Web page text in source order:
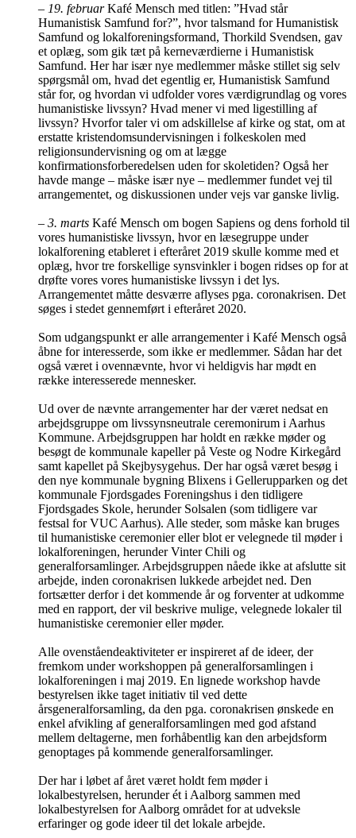
– 19. februarKafé Mensch med titlen: ”Hvad står
Humanistisk Samfund for?”, hvor talsmand for Humanistisk
Samfund og lokalforeningsformand, Thorkild Svendsen, gav
et oplæg, som gik tæt på kerneværdierne i Humanistisk
Samfund. Her har især nye medlemmer måske stillet sig selv
spørgsmål om, hvad det egentlig er, Humanistisk Samfund
står for, og hvordan vi udfolder vores værdigrundlag og vores
humanistiske livssyn? Hvad mener vi med ligestilling af
livssyn? Hvorfor taler vi om adskillelse af kirke og stat, om at
erstatte kristendomsundervisningen i folkeskolen med
religionsundervisning og om at lægge
konfirmationsforberedelsen uden for skoletiden? Også her
havde mange – måske især nye – medlemmer fundet vej til
arrangementet, og diskussionen under vejs var ganske livlig.
– 3. marts Kafé Mensch om bogen Sapiens og dens forhold til
vores humanistiske livssyn, hvor en læsegruppe under
lokalforening etableret i efteråret 2019 skulle komme med et
oplæg, hvor tre forskellige synsvinkler i bogen ridses op for at
drøfte vores vores humanistiske livssyn i det lys.
Arrangementet måtte desværre aflyses pga. coronakrisen. Det
søges i stedet gennemført i efteråret 2020.
Som udgangspunkt er alle arrangementer i Kafé Mensch også
åbne for interesserde, som ikke er medlemmer. Sådan har det
også været i ovennævnte, hvor vi heldigvis har mødt en
række interesserede mennesker.
Ud over de nævnte arrangementer har der været nedsat en
arbejdsgruppe om livssynsneutrale ceremonirum i Aarhus
Kommune. Arbejdsgruppen har holdt en række møder og
besøgt de kommunale kapeller på Veste og Nodre Kirkegård
samt kapellet på Skejbysygehus. Der har også været besøg i
den nye kommunale bygning Blixens i Gellerupparken og det
kommunale Fjordsgades Foreningshus i den tidligere
Fjordsgades Skole, herunder Solsalen (som tidligere var
festsal for VUC Aarhus). Alle steder, som måske kan bruges
til humanistiske ceremonier eller blot er velegnede til møder i
lokalforeningen, herunder Vinter Chili og
generalforsamlinger. Arbejdsgruppen nåede ikke at afslutte sit
arbejde, inden coronakrisen lukkede arbejdet ned. Den
fortsætter derfor i det kommende år og forventer at udkomme
med en rapport, der vil beskrive mulige, velegnede lokaler til
humanistiske ceremonier eller møder.
Alle ovenståendeaktiviteter er inspireret af de ideer, der
fremkom under workshoppen på generalforsamlingen i
lokalforeningen i maj 2019. En lignede workshop havde
bestyrelsen ikke taget initiativ til ved dette
årsgeneralforsamling, da den pga. coronakrisen ønskede en
enkel afvikling af generalforsamlingen med god afstand
mellem deltagerne, men forhåbentlig kan den arbejdsform
genoptages på kommende generalforsamlinger.
Der har i løbet af året været holdt fem møder i
lokalbestyrelsen, herunder ét i Aalborg sammen med
lokalbestyrelsen for Aalborg området for at udveksle
erfaringer og gode ideer til det lokale arbejde.